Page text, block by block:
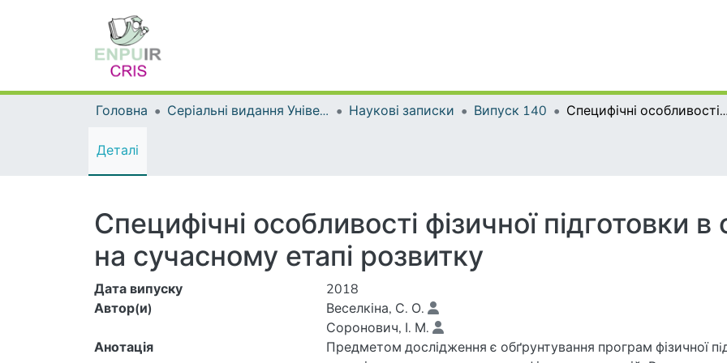
Головна Серіальні видання Університету Наукові записки Випуск 140 Специфічні особливості фізичної
Деталі
Специфічні особливості фізичної підготовки
на сучасному етапі розвитку
Дата випуску
2018
Автор(и)
Веселкіна, С. О.
Соронович, І. М.
Анотація
Предметом дослідження є обґрунтування програм фізичної